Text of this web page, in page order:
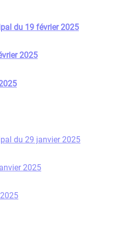
du 19 février 2025
2025
du 29 janvier 2025
2025